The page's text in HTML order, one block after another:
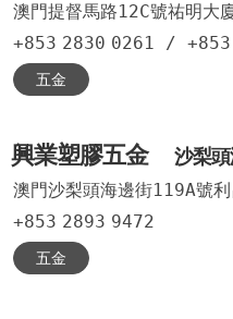
澳門提督馬路12C號祐明大
+853 2830 0261 / +853
五金
興業塑膠五金 沙梨
澳門沙梨頭海邊街119A號
+853 2893 9472
五金